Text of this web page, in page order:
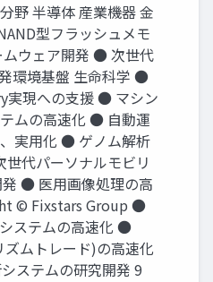
野 半導体 産業機器 金
型フラッシュメモ
ムウェア開発 ● 次世代
環境基盤 生命科学 ●
実現への支援 ● マシン
ムの高速化 ● 自動運
実用化 ● ゲノム解析
代パーソナルモビリ
発 ● 医用画像処理の高
© Fixstars Group ●
ステムの高速化 ●
ムトレード)の高速化
ステムの研究開発 9